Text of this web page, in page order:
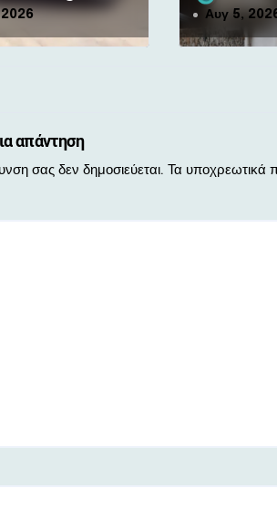
κρατουμένων
Αυγ 5,
απάντηση
σας δεν δημοσιεύεται. Τα υποχρεωτικά